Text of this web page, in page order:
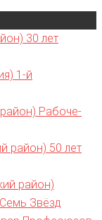
30 лет
1-й
Рабоче-
район) 50 лет
район)
Звёзд